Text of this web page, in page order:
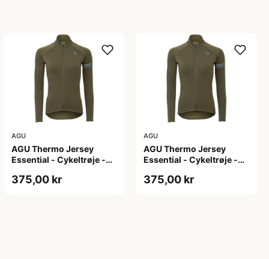
AGU
AGU Thermo Jersey
Essential - Cykeltrøje -
XL
375,00 kr
AGU
AGU Thermo Jersey
Essential - Cykeltrøje -
XXL
375,00 kr